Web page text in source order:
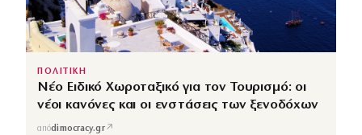
ΠΟΛΙΤΙΚΗ
Νέο Ειδικό Χωροταξικό για τον Τουρισμό: οι
νέοι κανόνες και οι ενστάσεις των ξενοδόχων
απόdimocracy.gr↗